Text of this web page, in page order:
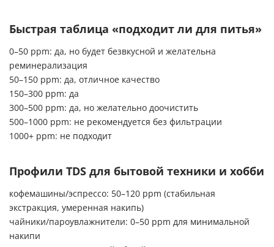
Быстрая таблица «подходит ли для питья»
0–50 ppm: да, но будет безвкусной и желательна
реминерализация
50–150 ppm: да, отличное качество
150–300 ppm: да
300–500 ppm: да, но желательно доочистить
500–1000 ppm: не рекомендуется без фильтрации
1000+ ppm: не подходит
Профили TDS для бытовой техники и хобби
кофемашины/эспрессо: 50–120 ppm (стабильная
экстракция, умеренная накипь)
чайники/пароувлажнители: 0–50 ppm для минимальной
накипи